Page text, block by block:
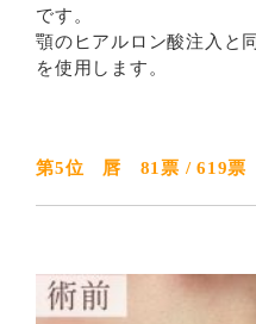
です。
顎のヒアルロン酸注入と
を使用します。
第5位 唇 81票 / 619票